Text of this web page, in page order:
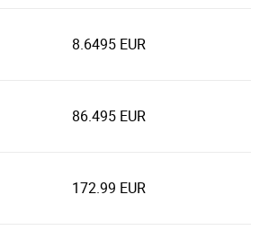
8.6495 EUR
86.495 EUR
172.99 EUR